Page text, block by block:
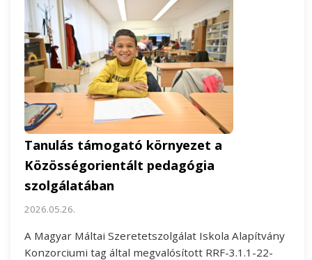
Tanulás támogató környezet a
Közösségorientált pedagógia
szolgálatában
2026.05.26.
A Magyar Máltai Szeretetszolgálat Iskola Alapítvány
Konzorciumi tag által megvalósított RRF-3.1.1-22-